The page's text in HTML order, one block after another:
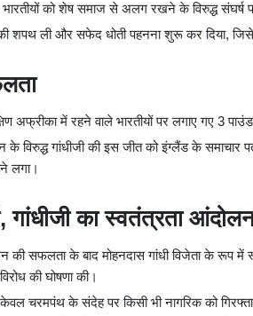
को शेष समाज से अलग रखने के विरुद्ध संघर्ष
की शपथ ली और सफेद धोती पहनना शुरू कर दिया, जिसे
अफ्रीका में रहने वाले भारतीयों पर लगाए गए 3
के विरुद्ध गांधीजी की इस जीत को इंग्लैंड के
लगा।
गांधीजी का स्वतंत्रता
सफलता के बाद मोहनदास गांधी विजेता के रूप में
की घोषणा की।
चरमपंथ के संदेह पर किसी भी नागरिक को